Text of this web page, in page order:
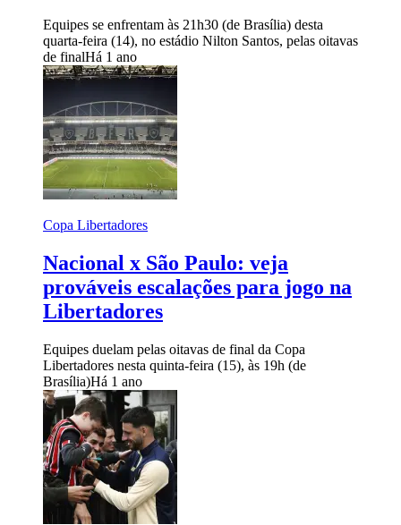
Equipes se enfrentam às 21h30 (de Brasília) desta
quarta-feira (14), no estádio Nilton Santos, pelas oitavas
de finalHá 1 ano
Copa Libertadores
Nacional x São Paulo: veja
prováveis escalações para jogo na
Libertadores
Equipes duelam pelas oitavas de final da Copa
Libertadores nesta quinta-feira (15), às 19h (de
Brasília)Há 1 ano